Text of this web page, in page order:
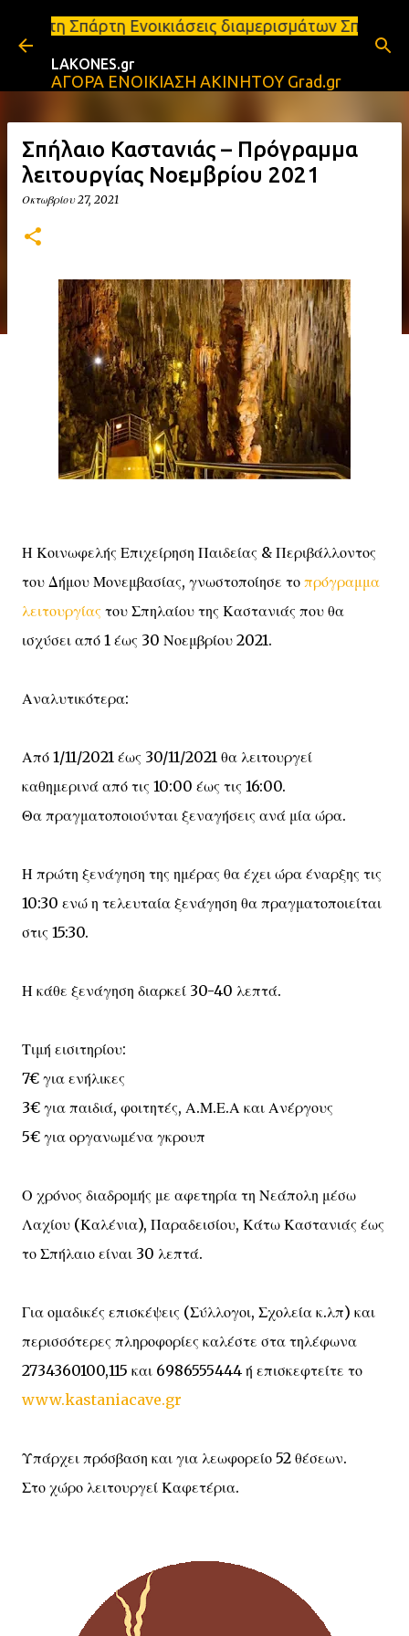
Μετάβαση στο κύριο περιεχόμενο
διαμερισμάτων Σπάρτη και
LAKONES.gr
ΑΓΟΡΑ ΕΝΟΙΚΙΑΣΗ ΑΚΙΝΗΤΟΥ Grad.gr
Σπήλαιο Καστανιάς – Πρόγραμμα
λειτουργίας Νοεμβρίου 2021
Οκτωβρίου 27, 2021
Η Κοινωφελής Επιχείρηση Παιδείας & Περιβάλλοντος
του Δήμου Μονεμβασίας, γνωστοποίησε το πρόγραμμα
λειτουργίας του Σπηλαίου της Καστανιάς που θα
ισχύσει από 1 έως 30 Νοεμβρίου 2021.
Αναλυτικότερα:
Από 1/11/2021 έως 30/11/2021 θα λειτουργεί
καθημερινά από τις 10:00 έως τις 16:00.
Θα πραγματοποιούνται ξεναγήσεις ανά μία ώρα.
Η πρώτη ξενάγηση της ημέρας θα έχει ώρα έναρξης τις
10:30 ενώ η τελευταία ξενάγηση θα πραγματοποιείται
στις 15:30.
Η κάθε ξενάγηση διαρκεί 30-40 λεπτά.
Τιμή εισιτηρίου:
7€ για ενήλικες
3€ για παιδιά, φοιτητές, Α.Μ.Ε.Α και Ανέργους
5€ για οργανωμένα γκρουπ
Ο χρόνος διαδρομής με αφετηρία τη Νεάπολη μέσω
Λαχίου (Καλένια), Παραδεισίου, Κάτω Καστανιάς έως
το Σπήλαιο είναι 30 λεπτά.
Για ομαδικές επισκέψεις (Σύλλογοι, Σχολεία κ.λπ) και
περισσότερες πληροφορίες καλέστε στα τηλέφωνα
2734360100,115 και 6986555444 ή επισκεφτείτε το
www.kastaniacave.gr
Υπάρχει πρόσβαση και για λεωφορείο 52 θέσεων.
Στο χώρο λειτουργεί Καφετέρια.